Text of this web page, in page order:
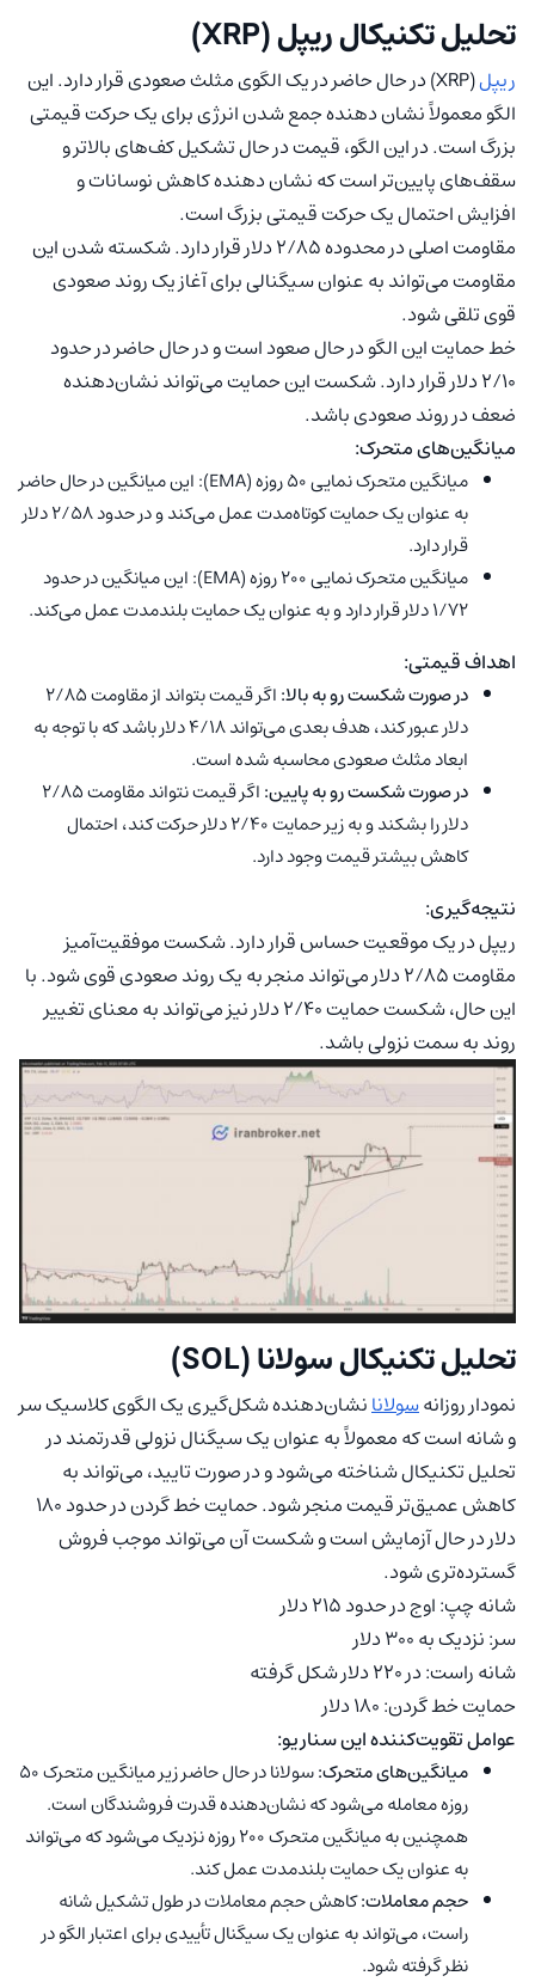
تحلیل تکنیکال ریپل (XRP)
ریپل
(XRP) در حال حاضر در یک الگوی مثلث صعودی قرار دارد. این
الگو معمولاً نشان دهنده جمع شدن انرژی برای یک حرکت قیمتی
بزرگ است. در این الگو، قیمت در حال تشکیل کف‌های بالاتر و
سقف‌های پایین‌تر است که نشان دهنده کاهش نوسانات و
افزایش احتمال یک حرکت قیمتی بزرگ است.
مقاومت اصلی در محدوده ۲/۸۵ دلار قرار دارد. شکسته شدن این
مقاومت می‌تواند به عنوان سیگنالی برای آغاز یک روند صعودی
قوی تلقی شود.
خط حمایت این الگو در حال صعود است و در حال حاضر در حدود
۲/۱۰ دلار قرار دارد. شکست این حمایت می‌تواند نشان‌دهنده
ضعف در روند صعودی باشد.
میانگین‌های متحرک:
میانگین متحرک نمایی ۵۰ روزه (EMA): این میانگین در حال حاضر
به عنوان یک حمایت کوتاه‌مدت عمل می‌کند و در حدود ۲/۵۸ دلار
قرار دارد.
میانگین متحرک نمایی ۲۰۰ روزه (EMA): این میانگین در حدود
۱/۷۲ دلار قرار دارد و به عنوان یک حمایت بلندمدت عمل می‌کند.
اهداف قیمتی:
در صورت شکست رو به بالا:
اگر قیمت بتواند از مقاومت ۲/۸۵
دلار عبور کند، هدف بعدی می‌تواند ۴/۱۸ دلار باشد که با توجه به
ابعاد مثلث صعودی محاسبه شده است.
در صورت شکست رو به پایین:
اگر قیمت نتواند مقاومت ۲/۸۵
دلار را بشکند و به زیر حمایت ۲/۴۰ دلار حرکت کند، احتمال
کاهش بیشتر قیمت وجود دارد.
نتیجه‌گیری:
ریپل در یک موقعیت حساس قرار دارد. شکست موفقیت‌آمیز
مقاومت ۲/۸۵ دلار می‌تواند منجر به یک روند صعودی قوی شود. با
این حال، شکست حمایت ۲/۴۰ دلار نیز می‌تواند به معنای تغییر
روند به سمت نزولی باشد.
تحلیل تکنیکال سولانا (SOL)
نمودار روزانهسولانانشان‌دهنده شکل‌گیری یک الگوی کلاسیک سر
و شانه است که معمولاً به عنوان یک سیگنال نزولی قدرتمند در
تحلیل تکنیکال شناخته می‌شود و در صورت تایید، می‌تواند به
کاهش عمیق‌تر قیمت منجر شود. حمایت خط گردن در حدود 180
دلار در حال آزمایش است و شکست آن می‌تواند موجب فروش
گسترده‌تری شود.
شانه چپ: اوج در حدود 215 دلار
سر: نزدیک به 300 دلار
شانه راست: در 220 دلار شکل گرفته
حمایت خط گردن: 180 دلار
عوامل تقویت‌کننده‌ این سناریو:
میانگین‌های متحرک:
سولانا در حال حاضر زیر میانگین متحرک ۵۰
روزه معامله می‌شود که نشان‌دهنده قدرت فروشندگان است.
همچنین به میانگین متحرک ۲۰۰ روزه نزدیک می‌شود که می‌تواند
به عنوان یک حمایت بلندمدت عمل کند.
حجم معاملات:کاهش حجم معاملات در طول تشکیل شانه
راست، می‌تواند به عنوان یک سیگنال تأییدی برای اعتبار الگو در
نظر گرفته شود.